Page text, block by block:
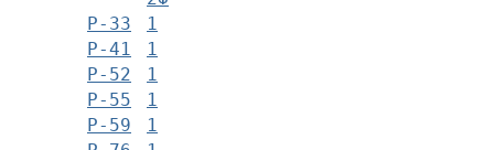
Р-33
1
Р-41
1
Р-52
1
Р-55
1
Р-59
1